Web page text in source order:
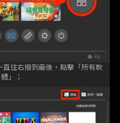
往右撥到最後，點擊「所有軟
體」；